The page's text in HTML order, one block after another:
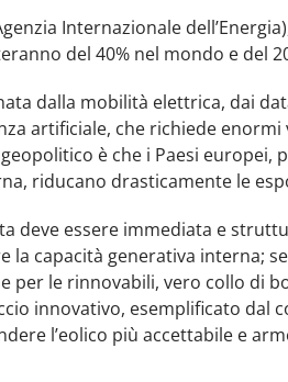
Internazionale
del 40% nel mondo e del
dalla mobilità elettrica, dai
artificiale, che richiede enormi
è che i Paesi europei,
riducano drasticamente le
deve essere immediata e
la capacità generativa interna;
per le rinnovabili, vero collo di
innovativo, esemplificato dal
l’eolico più accettabile e